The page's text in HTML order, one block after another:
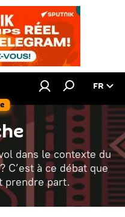
FR
dans le contexte du
à ce débat que
prendre part.